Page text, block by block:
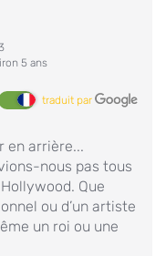
5 ans
traduit par
en arrière...
nous pas tous
Que
ou d’un artiste
un roi ou une